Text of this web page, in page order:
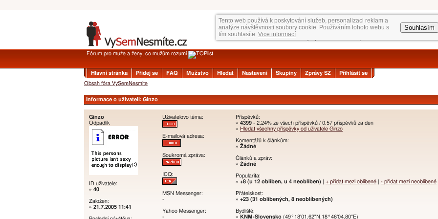
Tento web používá k poskytování služeb, personalizaci reklam a
analýze návštěvnosti soubory cookie. Používáním tohoto webu s
tím souhlasíte. Vice informací
Souhlasím
Fórum pro muže a ženy, co mužům rozumí
Hlavní stránka Přidej se FAQ Mužstvo Hledat Nastavení Skupiny Zprávy SZ
Přihlásit se
Obsah fóra VySemNesmíte
Informace o uživateli: Ginzo
Ginzo
Odpadlík
ID uživatele:
» 40
Založen:
» 21.7.2005 11:41
Uživatelovo téma:
E-mailová adresa:
Soukromá zpráva:
ICQ:
MSN Messenger:
-
Yahoo Messenger:
-
Příspěvků:
» 4399 - 2.24% ze všech příspěvků / 0.57 příspěvků za den
» Hledat všechny příspěvky od uživatele Ginzo
Komentářů k článkům:
» Žádné
Článků a zpráv:
» Žádné
Popularita:
» +8 (u 12 oblíben, u 4 neoblíben) + přidat mezi oblíbené - přidat mezi neoblíbené
Přátelskost:
» +23 (31 oblíbených, 8 neoblíbených)
Bydliště:
» KNM-Slovensko (49°18'01.62"N,18°46'04.80"E)